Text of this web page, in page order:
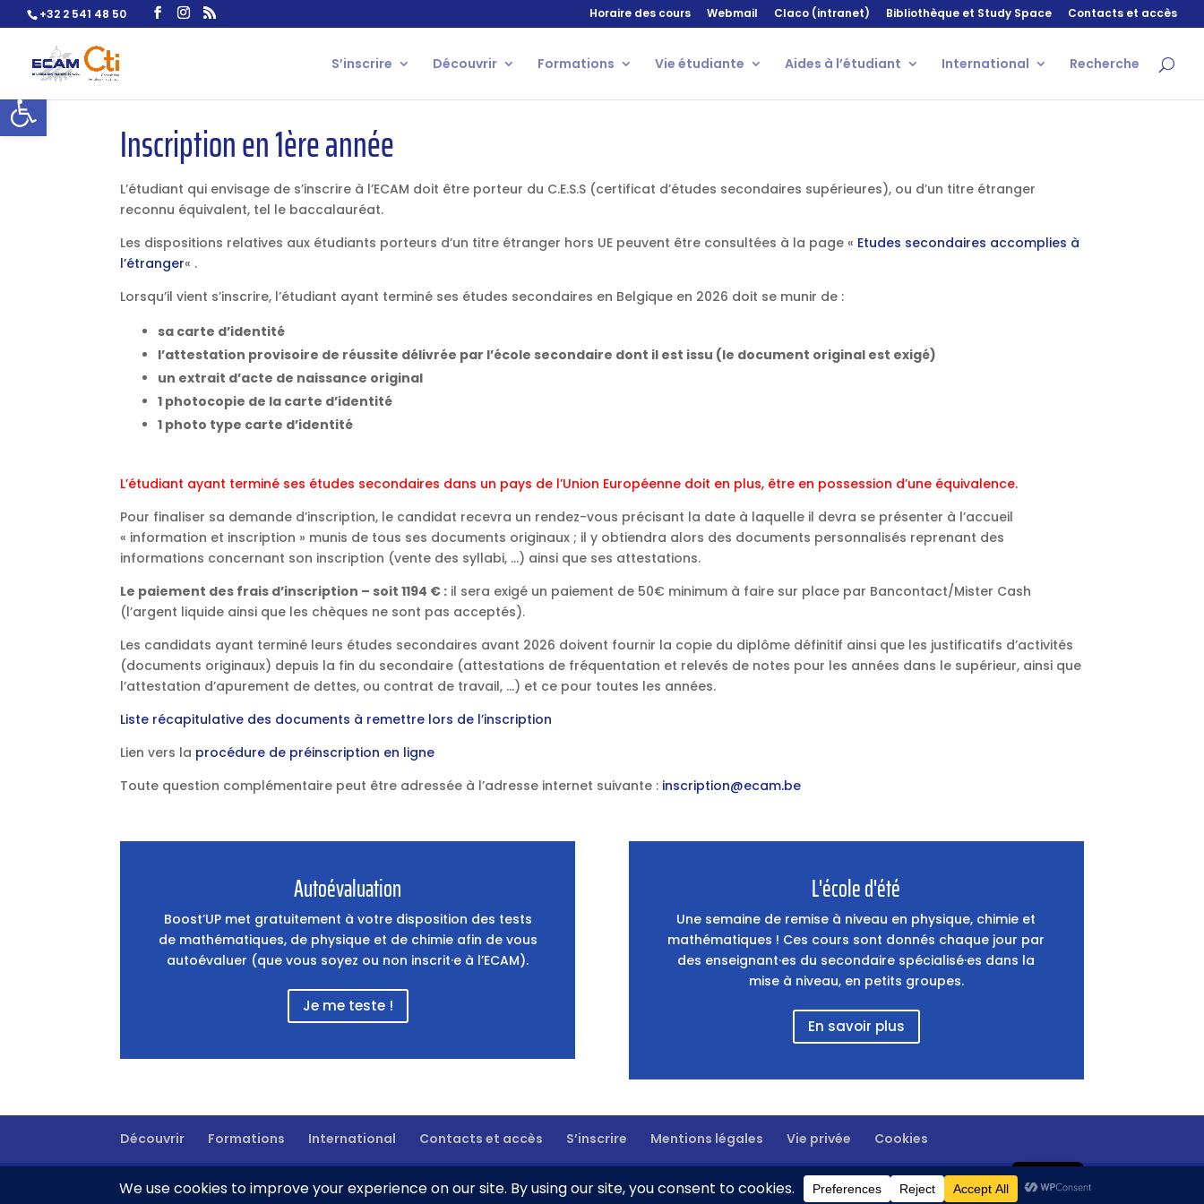
Ouvrir la barre d’outils
+32 2 541 48 50 Horaire des cours Webmail Claco (intranet) Bibliothèque et Study Space Contacts et accès
S’inscrire Découvrir Formations Vie étudiante Aides à l’étudiant International Recherche
Inscription en 1ère année
L’étudiant qui envisage de s’inscrire à l’ECAM doit être porteur du C.E.S.S (certificat d’études secondaires supérieures), ou d’un titre étranger
reconnu équivalent, tel le baccalauréat.
Les dispositions relatives aux étudiants porteurs d’un titre étranger hors UE peuvent être consultées à la page « Etudes secondaires accomplies à
l’étranger« .
Lorsqu’il vient s’inscrire, l’étudiant ayant terminé ses études secondaires en Belgique en 2026 doit se munir de :
sa carte d’identité
l’attestation provisoire de réussite délivrée par l’école secondaire dont il est issu (le document original est exigé)
un extrait d’acte de naissance original
1 photocopie de la carte d’identité
1 photo type carte d’identité
L’étudiant ayant terminé ses études secondaires dans un pays de l’Union Européenne doit en plus, être en possession d’une équivalence.
Pour finaliser sa demande d’inscription, le candidat recevra un rendez-vous précisant la date à laquelle il devra se présenter à l’accueil
« information et inscription » munis de tous ses documents originaux ; il y obtiendra alors des documents personnalisés reprenant des
informations concernant son inscription (vente des syllabi, …) ainsi que ses attestations.
Le paiement des frais d’inscription – soit 1194 € : il sera exigé un paiement de 50€ minimum à faire sur place par Bancontact/Mister Cash
(l’argent liquide ainsi que les chèques ne sont pas acceptés).
Les candidats ayant terminé leurs études secondaires avant 2026 doivent fournir la copie du diplôme définitif ainsi que les justificatifs d’activités
(documents originaux) depuis la fin du secondaire (attestations de fréquentation et relevés de notes pour les années dans le supérieur, ainsi que
l’attestation d’apurement de dettes, ou contrat de travail, …) et ce pour toutes les années.
Liste récapitulative des documents à remettre lors de l’inscription
Lien vers la procédure de préinscription en ligne
Toute question complémentaire peut être adressée à l’adresse internet suivante : inscription@ecam.be
Autoévaluation
Boost’UP met gratuitement à votre disposition des tests
de mathématiques, de physique et de chimie afin de vous
autoévaluer (que vous soyez ou non inscrit·e à l’ECAM).
Je me teste !
L'école d'été
Une semaine de remise à niveau en physique, chimie et
mathématiques ! Ces cours sont donnés chaque jour par
des enseignant·es du secondaire spécialisé·es dans la
mise à niveau, en petits groupes.
En savoir plus
Découvrir Formations International Contacts et accès S’inscrire Mentions légales Vie privée Cookies
Design deElegant Themes| Propulsé parWordPress FR